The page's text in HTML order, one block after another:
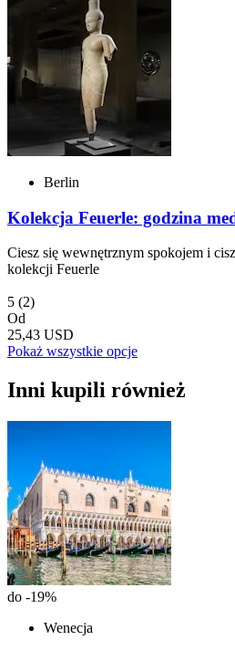
Berlin
Kolekcja Feuerle: godzina
Ciesz się wewnętrznym spokojem i
kolekcji Feuerle
5 (2)
Od
25,43 USD
Pokaż wszystkie opcje
Inni kupili również
do -19%
Wenecja